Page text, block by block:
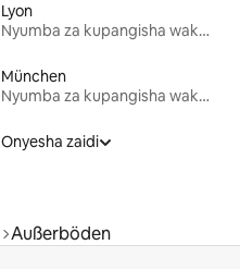
Lyon
Nyumba za kupangisha wakati wa likizo
München
Nyumba za kupangisha wakati wa likizo
Onyesha zaidi
Außerböden